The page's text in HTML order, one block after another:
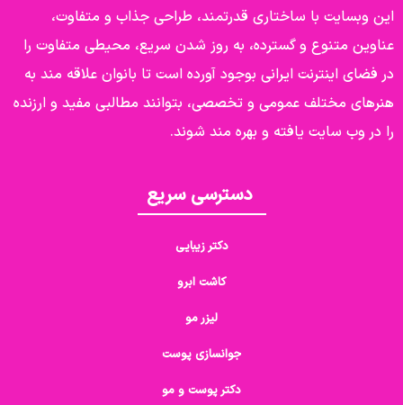
این وبسایت با ساختاری قدرتمند، طراحی جذاب و متفاوت،
عناوین متنوع و گسترده، به روز شدن سریع، محیطی متفاوت را
در فضای اینترنت ایرانی بوجود آورده است تا بانوان علاقه مند به
هنرهای مختلف عمومی و تخصصی، بتوانند مطالبی مفید و ارزنده
را در وب سایت یافته و بهره مند شوند.
دسترسی سریع
دکتر زیبایی
کاشت ابرو
لیزر مو
جوانسازی پوست
دکتر پوست و مو